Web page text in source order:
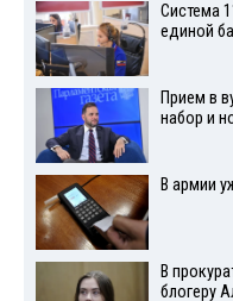
Система
единой
Прием в
набор и
В армии
В
блогеру